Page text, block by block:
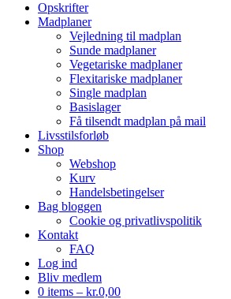
Opskrifter
Madplaner
Vejledning til madplan
Sunde madplaner
Vegetariske madplaner
Flexitariske madplaner
Single madplan
Basislager
Få tilsendt madplan på mail
Livsstilsforløb
Shop
Webshop
Kurv
Handelsbetingelser
Bag bloggen
Cookie og privatlivspolitik
Kontakt
FAQ
Log ind
Bliv medlem
0 items – kr.0,00